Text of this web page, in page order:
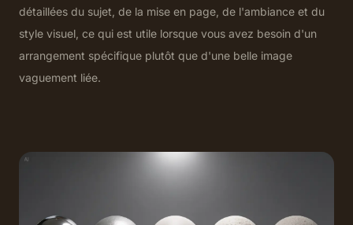
détaillées du sujet, de la mise en page, de l'ambiance et du
style visuel, ce qui est utile lorsque vous avez besoin d'un
arrangement spécifique plutôt que d'une belle image
vaguement liée.